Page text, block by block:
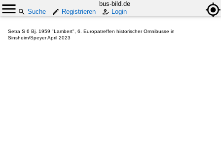
bus-bild.de
Suche
Registrieren Login
Setra S 6 Bj. 1959 "Lambert", 6. Europatreffen historischer Omnibusse in
Sinsheim/Speyer April 2023